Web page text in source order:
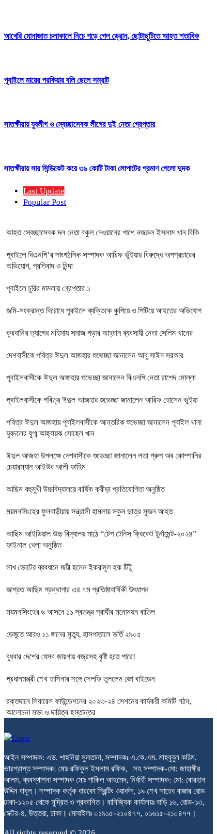
আখেরি মোনাজাত চলাকালে নিচে পড়ে গেল ড্রোন, ছোটাছুটিতে আহত শতাধিক
পূবাইলে মায়ের পরকিয়ার বলি ছেলে সম্রাট
সাতক্ষীরায় যুবলীগ ও স্বেচ্ছাসেবক লীগের দুই নেতা গ্রেপ্তার
সাতক্ষীরায় সার সিন্ডিকেট করে ৩৯ কোটি টাকা লোপাটের প্রমাণ পেলো দুদক
Last Update
Popular Post
আহত স্বেচ্ছাসেবক দল নেতা বকুল দেওয়ানের পাশে নজরুল ইসলাম খান বিকি
পূবাইলে বিএনপি’র সাংগঠনিক সম্পাদক আরিফ ভূঁইয়ার বিরুদ্ধে অপপ্রচারের
অভিযোগ, প্রতিবাদ ও নিন্দা
পূবাইলে চুরির মামলায় গ্রেপ্তার ১
জমি-সংক্রান্ত বিরোধে পূবাইলে ব্যক্তিকে কুপিয়ে ও পিটিয়ে আহতের অভিযোগ
কুরবানির ত্যাগের মহিমায় সমাজ গড়ার আহ্বান ব্যবসায়ী নেতা সেলিম খানের
দেশবাসীকে পবিত্র ঈদুল আজহার শুভেচ্ছা জানালেন আবু সাঈদ সরকার
পূবাইলবাসীকে ঈদুল আজহার শুভেচ্ছা জানালেন বিএনপি নেতা রাশেদ মোল্লা
পূবাইলবাসীকে পবিত্র ঈদুল আজহার শুভেচ্ছা জানালেন আরিফ হোসেন ভূইয়া
পবিত্র ঈদুল আজহায় পূবাইলবাসীকে আন্তরিক শুভেচ্ছা জানালেন পূবাইল থানা
যুবদলের যুগ্ম আহ্বায়ক সোহেল খান
ঈদুল আজহা উপলক্ষে দেশবাসীকে শুভেচ্ছা জানালেন লতা গ্রুপ অব কোম্পানির
চেয়ারম্যান আইউব আলী ফাহিম
আছিম বহুমুখী উচ্চবিদ্যালয়ে বার্ষিক ক্রীড়া প্রতিযোগিতা অনুষ্ঠিত
ময়মনসিংহের ফুলবাড়ীয়ায় সন্ত্রাসী হামলায় স্কুল ছাত্র সুজন আহত
আছিম আইডিয়াল উচ্চ বিদ্যালয় মাঠে “টেপ টেনিস ক্রিকেট টুর্নামেন্ট-২০২৪”
ফাইনাল খেলা অনুষ্ঠিত
লাখ ভোটের ব্যবধানে জয়ী হলেন ইকরামুল হক টিটু
জাগ্রত আছিম গ্রন্থাগার এর ৭ম প্রতিষ্ঠাবার্ষিকী উৎযাপন
ময়মনসিংহের ৬ আসনে ১১ স্বতন্ত্র প্রার্থীর মনোনয়ন বাতিল
ডেঙ্গুতে আরও ১১ জনের মৃত্যু, হাসপাতালে ভর্তি ২৯০৫
বুধবার দেশের যেসব জায়গায় বজ্রসহ বৃষ্টি হতে পারে!
প্রধানমন্ত্রী শেখ হাসিনার সঙ্গে সেলফি তুললেন জো বাইডেন
রক্তদানে লিবারেল ফাউন্ডেশনের ২০২৩-২৪ সেশনের কার্যকরী কমিটি গঠন,
আলোচনা সভা ও দায়িত্ব হস্তান্তর
আইন সম্পাদক: এড. শাহনিয়া সুলতানা, সম্পাদকঃ এ.কে.এম. মাহবুবুল করিম,
ভারপ্রাপ্ত সম্পাদক: মোঃ রফিকুল ইসলাম রফিক, সহ সম্পাদক-মো: জাহাঙ্গীর
আলম, ব্যবস্থাপনা সম্পাদক মোঃ শাকিল আহমেদ, নির্বাহী সম্পাদক: মো: বোরহান
উদ্দিন বাবুল। সম্পাদক কর্তৃক বারকো প্রিন্টিং ওয়ার্কস, ১৯ শেখ সাহেব বাজার রোড
ঢাকা-১২০৫ থেকে মুদ্রিত ও প্রকাশিত। বানিজ্যিক কার্যালয়ঃ বাড়ি ১৬, রোড-১৩,
সেক্টর-৪, উত্তরা, ঢাকা। মোবাইলঃ ০১৯১৫-২১০৪৭৭, ০১৬১৫-২১০৪৭৭।